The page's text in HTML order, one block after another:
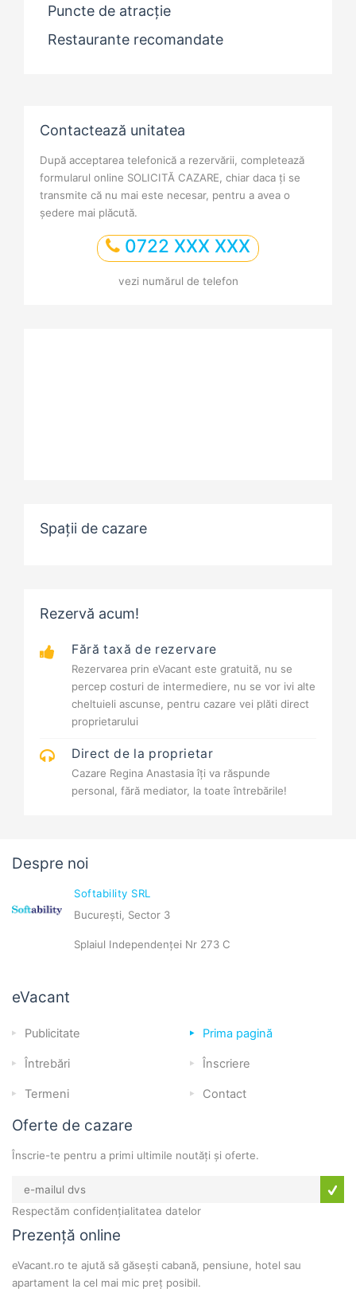
Puncte de atracție
Restaurante recomandate
Contactează unitatea
După acceptarea telefonică a rezervării, completează
formularul online SOLICITĂ CAZARE, chiar daca ți se
transmite că nu mai este necesar, pentru a avea o
ședere mai plăcută.
0722 XXX XXX
vezi numărul de telefon
Spații de cazare
Rezervă acum!
Fără taxă de rezervare
Rezervarea prin eVacant este gratuită, nu se
percep costuri de intermediere, nu se vor ivi alte
cheltuieli ascunse, pentru cazare vei plăti direct
proprietarului
Direct de la proprietar
Cazare Regina Anastasia îți va răspunde
personal, fără mediator, la toate întrebările!
Despre noi
Softability SRL
București, Sector 3
Splaiul Independenței Nr 273 C
eVacant
Publicitate Prima pagină
Întrebări Înscriere
Termeni Contact
Oferte de cazare
Înscrie-te pentru a primi ultimile noutăți și oferte.
Respectăm confidențialitatea datelor
Prezență online
eVacant.ro te ajută să găsești cabană, pensiune, hotel sau
apartament la cel mai mic preț posibil.